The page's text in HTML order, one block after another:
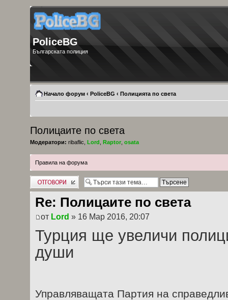
PoliceBG
Българската полиция
Начало форум ‹ PoliceBG ‹ Полицията по света
Полицаите по света
Модератори: ribaflic Lord Raptor osata
Правила на форума
Добави отговор
Re: Полицаите по света
от Lord » 16 Мар 2016, 20:07
Турция ще увеличи
души
Управляващата Партия на